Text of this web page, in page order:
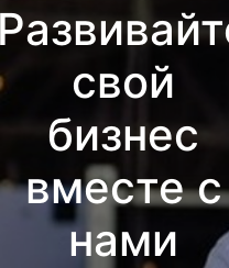
свой
бизнес
вместе с
нами